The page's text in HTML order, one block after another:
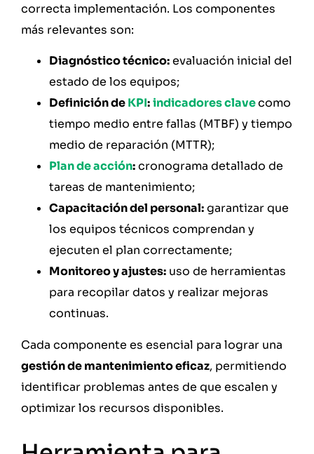
correcta implementación. Los componentes
más relevantes son:
Diagnóstico técnico:evaluación inicial del
estado de los equipos;
Definición deKPI:indicadores clavecomo
tiempo medio entre fallas (MTBF) y tiempo
medio de reparación (MTTR);
Plan de acción:cronograma detallado de
tareas de mantenimiento;
Capacitación del personal:garantizar que
los equipos técnicos comprendan y
ejecuten el plan correctamente;
Monitoreo y ajustes: uso de herramientas
para recopilar datos y realizar mejoras
continuas.
Cada componente es esencial para lograr una
gestión de mantenimiento eficaz, permitiendo
identificar problemas antes de que escalen y
optimizar los recursos disponibles.